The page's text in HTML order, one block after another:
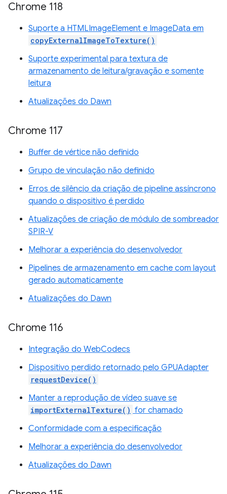
Chrome 118
Suporte a HTMLImageElement e ImageData em
copyExternalImageToTexture()
Suporte experimental para textura de
armazenamento de leitura/gravação e somente
leitura
Atualizações do Dawn
Chrome 117
Buffer de vértice não definido
Grupo de vinculação não definido
Erros de silêncio da criação de pipeline assíncrono
quando o dispositivo é perdido
Atualizações de criação de módulo de sombreador
SPIR-V
Melhorar a experiência do desenvolvedor
Pipelines de armazenamento em cache com layout
gerado automaticamente
Atualizações do Dawn
Chrome 116
Integração do WebCodecs
Dispositivo perdido retornado pelo GPUAdapter
requestDevice()
Manter a reprodução de vídeo suave se
importExternalTexture() for chamado
Conformidade com a especificação
Melhorar a experiência do desenvolvedor
Atualizações do Dawn